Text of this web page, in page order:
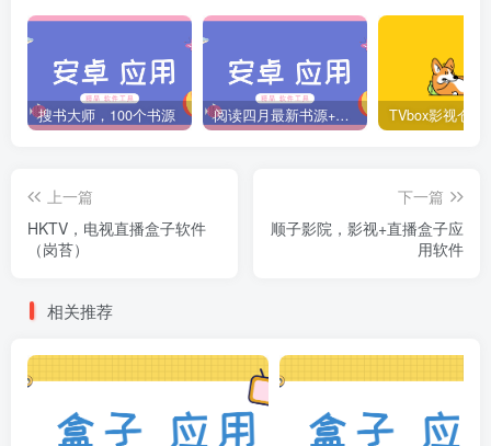
搜书大师，100个书源 阅读四月最新书源+阅读TTS语音引擎安装教程
上一篇
HKTV，电视直播盒子软件
（岗苔）
下一篇
顺子影院，影视+直播盒子应
用软件
相关推荐